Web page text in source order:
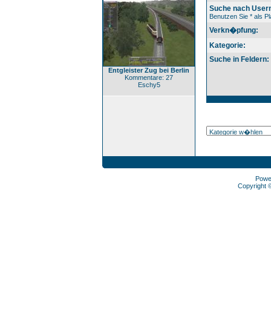
Entgleister Zug bei Berlin
Kommentare: 27
Eschy5
Suche nach
Benutzen Sie * als
Verkn�pfung:
Kategorie:
Suche in Feldern:
Copyright